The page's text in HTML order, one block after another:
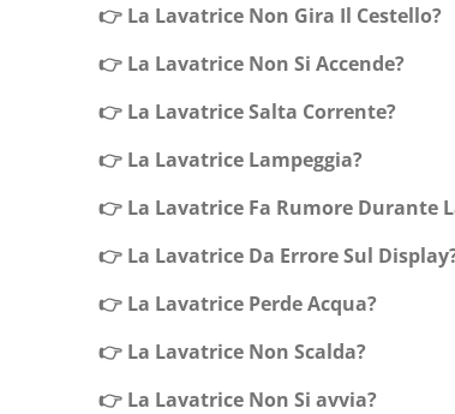
👉 La Lavatrice Non Gira Il Cestello?
👉 La Lavatrice Non Si Accende?
👉 La Lavatrice Salta Corrente?
👉 La Lavatrice Lampeggia?
👉 La Lavatrice Fa Rumore Durante
👉 La Lavatrice Da Errore Sul
👉 La Lavatrice Perde Acqua?
👉 La Lavatrice Non Scalda?
👉 La Lavatrice Non Si avvia?